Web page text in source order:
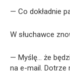
— Co dokładnie
W słuchawce
— Myślę… że
na e-mail. Dotrze